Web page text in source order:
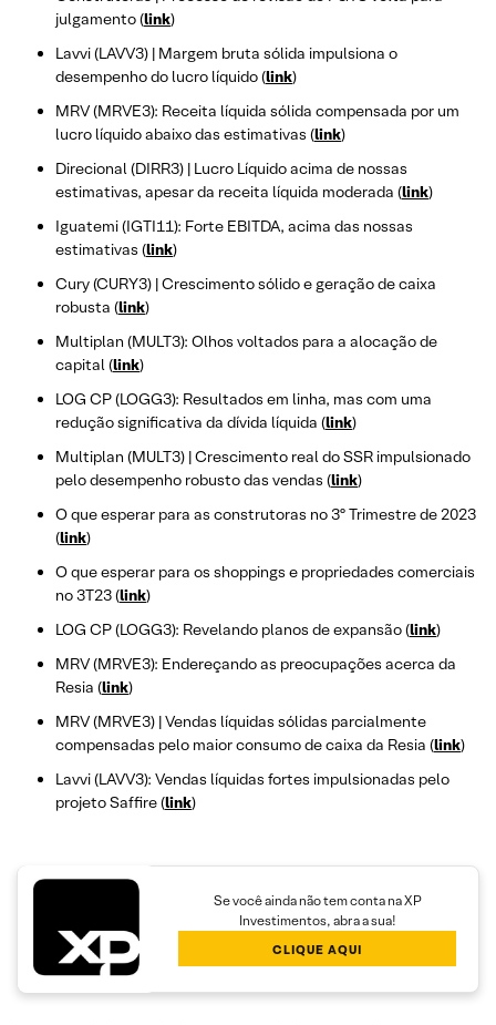
julgamento (link)
Lavvi (LAVV3) | Margem bruta sólida impulsiona o
desempenho do lucro líquido (link)
MRV (MRVE3): Receita líquida sólida compensada por um
lucro líquido abaixo das estimativas (link)
Direcional (DIRR3) | Lucro Líquido acima de nossas
estimativas, apesar da receita líquida moderada (link)
Iguatemi (IGTI11): Forte EBITDA, acima das nossas
estimativas (link)
Cury (CURY3) | Crescimento sólido e geração de caixa
robusta (link)
Multiplan (MULT3): Olhos voltados para a alocação de
capital (link)
LOG CP (LOGG3): Resultados em linha, mas com uma
redução significativa da dívida líquida (link)
Multiplan (MULT3) | Crescimento real do SSR impulsionado
pelo desempenho robusto das vendas (link)
O que esperar para as construtoras no 3º Trimestre de 2023
(link)
O que esperar para os shoppings e propriedades comerciais
no 3T23 (link)
LOG CP (LOGG3): Revelando planos de expansão (link)
MRV (MRVE3): Endereçando as preocupações acerca da
Resia (link)
MRV (MRVE3) | Vendas líquidas sólidas parcialmente
compensadas pelo maior consumo de caixa da Resia (link)
Lavvi (LAVV3): Vendas líquidas fortes impulsionadas pelo
projeto Saffire (link)
Se você ainda não tem conta na XP
Investimentos, abra a sua!
CLIQUE AQUI